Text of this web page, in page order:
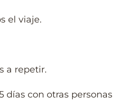
el viaje.
a repetir.
días con otras personas